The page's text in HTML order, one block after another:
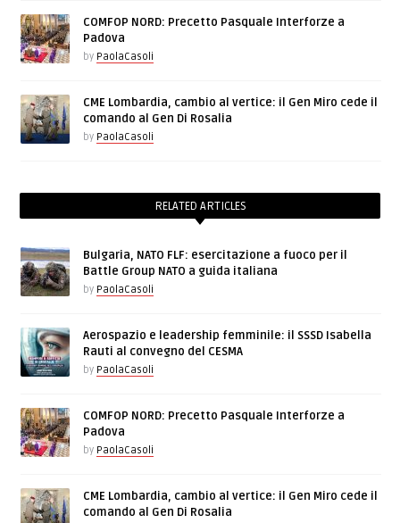
COMFOP NORD: Precetto Pasquale Interforze a
Padova
by PaolaCasoli
CME Lombardia, cambio al vertice: il Gen Miro cede il
comando al Gen Di Rosalia
by PaolaCasoli
RELATED ARTICLES
Bulgaria, NATO FLF: esercitazione a fuoco per il
Battle Group NATO a guida italiana
by PaolaCasoli
Aerospazio e leadership femminile: il SSSD Isabella
Rauti al convegno del CESMA
by PaolaCasoli
COMFOP NORD: Precetto Pasquale Interforze a
Padova
by PaolaCasoli
CME Lombardia, cambio al vertice: il Gen Miro cede il
comando al Gen Di Rosalia